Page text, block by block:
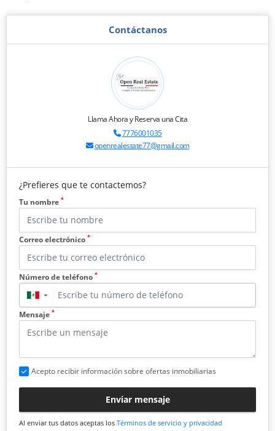
Contáctanos
Llama Ahora y Reserva una Cita
7776001035
openrealestate77@gmail.com
¿Prefieres que te contactemos?
Tu nombre *
Correo electrónico *
Número de teléfono *
▼
Mensaje *
Acepto recibir información sobre ofertas inmobiliarias
Enviar mensaje
Al enviar tus datos aceptas los Términos de servicio y privacidad